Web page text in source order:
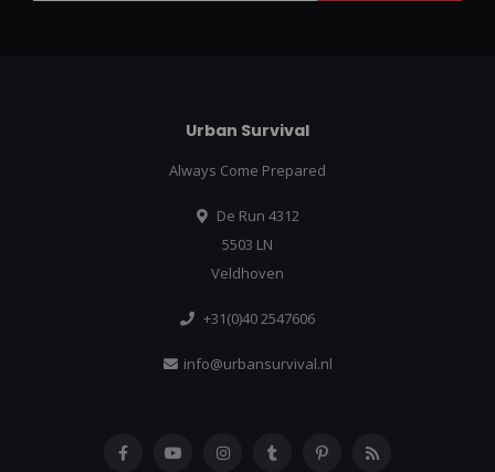
Urban Survival
Always Come Prepared
De Run 4312
5503 LN
Veldhoven
+31(0)40 2547606
info@urbansurvival.nl